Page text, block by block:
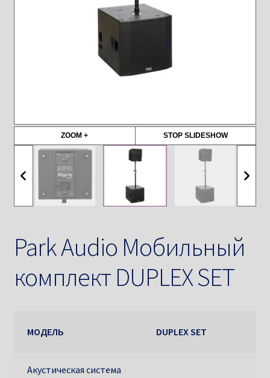
ZOOM + STOP SLIDESHOW
Park Audio Мобильный
комплект DUPLEX SET
МОДЕЛЬ DUPLEX SET
Акустическая система